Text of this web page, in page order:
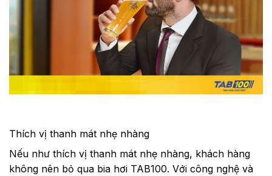
Thích vị thanh mát nhẹ nhàng
Nếu như thích vị thanh mát nhẹ nhàng, khách hàng
không nên bỏ qua bia hơi TAB100. Với công nghệ và